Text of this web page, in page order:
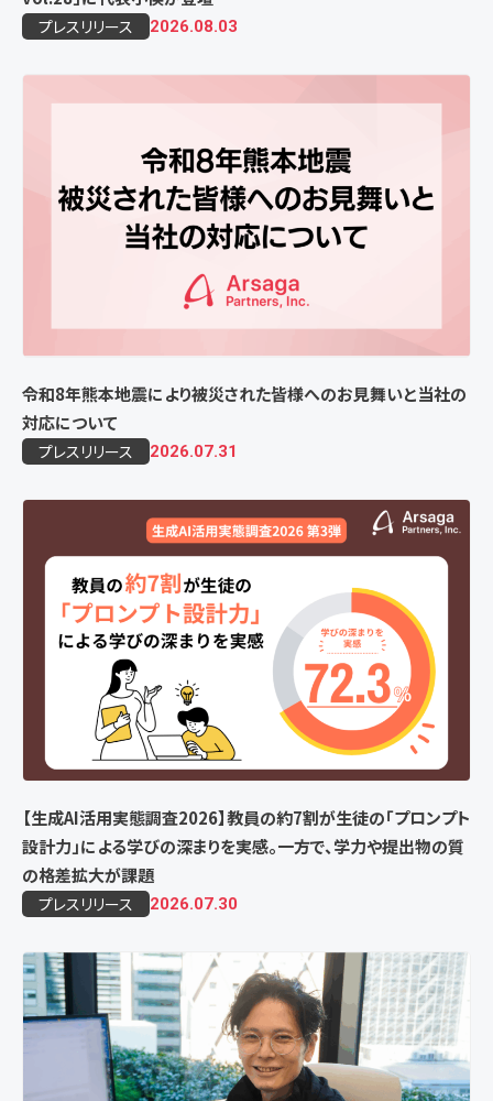
プレスリリース 2026.08.03
令和8年熊本地震により被災された皆様へのお見舞いと当社の
対応について
プレスリリース 2026.07.31
【生成AI活用実態調査2026】教員の約7割が生徒の「プロンプト
設計力」による学びの深まりを実感。一方で、学力や提出物の質
の格差拡大が課題
プレスリリース 2026.07.30